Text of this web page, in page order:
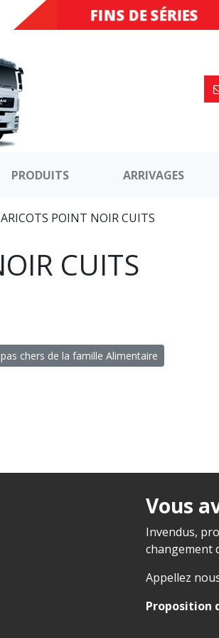
DESTOCKAGE
FINS DE SÉRIES
PRODUITS ARRIVAGES
POINT NOIR CUITS
CUITS
chers de la famille Alimentaire
Vous
Invendus,
changement
Appellez
Proposition